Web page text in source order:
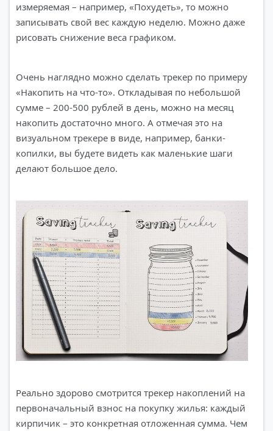
измеряемая – например, «Похудеть», то можно
записывать свой вес каждую неделю. Можно даже
рисовать снижение веса графиком.
Очень наглядно можно сделать трекер по примеру
«Накопить на что-то». Откладывая по небольшой
сумме – 200-500 рублей в день, можно на месяц
накопить достаточно много. А отмечая это на
визуальном трекере в виде, например, банки-
копилки, вы будете видеть как маленькие шаги
делают большое дело.
Реально здорово смотрится трекер накоплений на
первоначальный взнос на покупку жилья: каждый
кирпичик – это конкретная отложенная сумма. Чем